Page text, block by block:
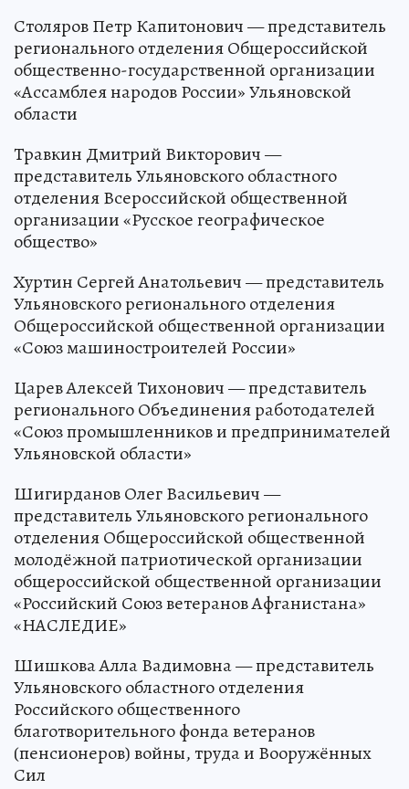
Столяров Петр Капитонович — представитель
регионального отделения Общероссийской
общественно-государственной организации
«Ассамблея народов России» Ульяновской
области
Травкин Дмитрий Викторович —
представитель Ульяновского областного
отделения Всероссийской общественной
организации «Русское географическое
общество»
Хуртин Сергей Анатольевич — представитель
Ульяновского регионального отделения
Общероссийской общественной организации
«Союз машиностроителей России»
Царев Алексей Тихонович — представитель
регионального Объединения работодателей
«Союз промышленников и предпринимателей
Ульяновской области»
Шигирданов Олег Васильевич —
представитель Ульяновского регионального
отделения Общероссийской общественной
молодёжной патриотической организации
общероссийской общественной организации
«Российский Союз ветеранов Афганистана»
«НАСЛЕДИЕ»
Шишкова Алла Вадимовна — представитель
Ульяновского областного отделения
Российского общественного
благотворительного фонда ветеранов
(пенсионеров) войны, труда и Вооружённых
Сил